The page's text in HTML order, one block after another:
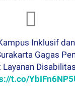
Inklusif
Gagas
Layanan
t.co/